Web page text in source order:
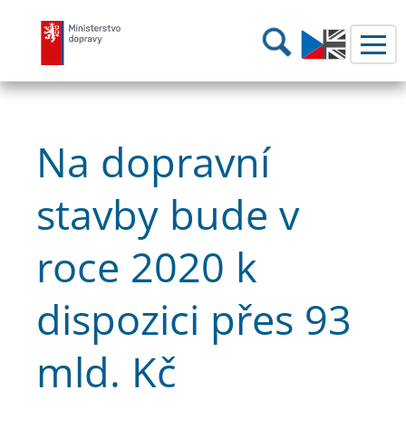
Ministerstvo dopravy Hledání
Na dopravní
stavby bude v
roce 2020 k
dispozici přes 93
mld. Kč